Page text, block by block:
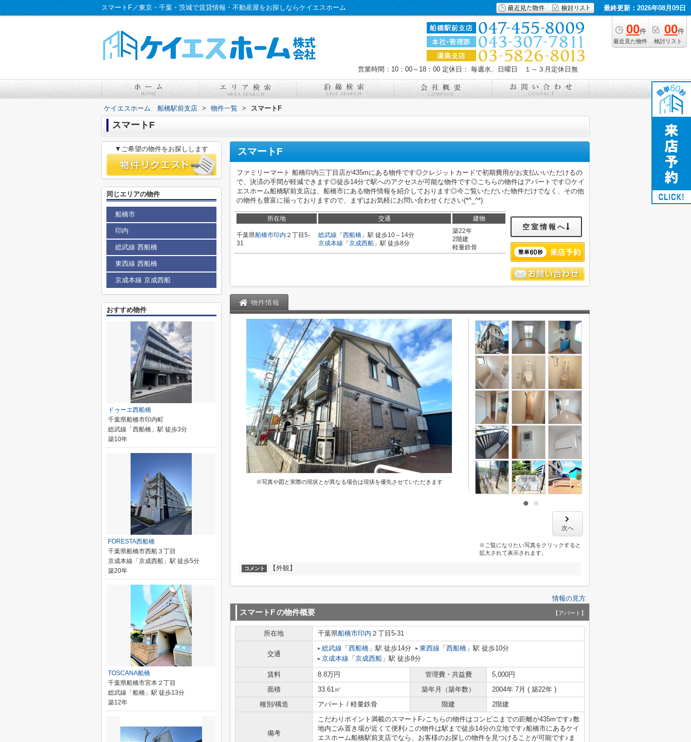
スマートF／東京・千葉・茨城で賃貸情報・不動産屋をお探しならケイエスホーム 最終更新：2026年08月09日
00件
最近見た物件
00件
検討リスト
営業時間：10：00～18：00 定休日： 毎週水、日曜日 １～３月定休日無
ケイエスホーム 船橋駅前支店 > 物件一覧 > スマートF
スマートF
スマートF
ファミリーマート 船橋印内三丁目店が435mにある物件です◎クレジットカードで初期費用がお支払いいただけるの
で、決済の手間が軽減できます◎徒歩14分で駅へのアクセスが可能な物件です◎こちらの物件はアパートです◎ケイ
エスホーム船橋駅前支店は、船橋市にある物件情報を紹介しております◎今ご覧いただいた物件だけでなく、その他
の物件も豊富に揃っておりますので、まずはお気軽にお問い合わせください(*^_^*)
所在地 交通 建物
千葉県船橋市印内 ２丁目5-
31
総武線 「 西船橋 」駅 徒歩10～14分
京成本線 「 京成西船 」駅 徒歩8分
築22年
2階建
軽量鉄骨
空室情報へ
物件情報
※写真や図と実際の現状とが異なる場合は現状を優先させていただきます
次へ
※ご覧になりたい写真をクリックすると
拡大されて表示されます。
コメント 【外観】
情報の見方
スマートFの物件概要 【アパート】
所在地 千葉県船橋市印内 ２丁目5-31
交通
総武線 「 西船橋 」駅 徒歩14分 東西線 「 西船橋 」駅 徒歩10分
京成本線 「 京成西船 」駅 徒歩8分
賃料 8.8万円 管理費・共益費
5,000円
面積
33.61㎡ 築年月（築年数）
2004年 7月 ( 築22年 )
種別/構造
アパート / 軽量鉄骨 階建 2階建
備考
こだわりポイント満載のスマートF♪こちらの物件はコンビニまでの距離が435mです♪敷
地内ごみ置き場が近くて便利♪この物件は駅まで徒歩14分の立地です♪船橋市にあるケイ
エスホーム船橋駅前支店でなら、お客様のお探しの物件を見つけることが可能です♪ま
▼ご希望の物件をお探しします
同じエリアの物件
船橋市
印内
総武線 西船橋
東西線 西船橋
京成本線 京成西船
おすすめ物件
ドゥーエ西船橋
千葉県船橋市印内町
総武線「西船橋」駅 徒歩3分
築10年
FORESTA西船橋
千葉県船橋市西船３丁目
京成本線「京成西船」駅 徒歩5分
築20年
TOSCANA船橋
千葉県船橋市宮本２丁目
総武線「船橋」駅 徒歩13分
築12年